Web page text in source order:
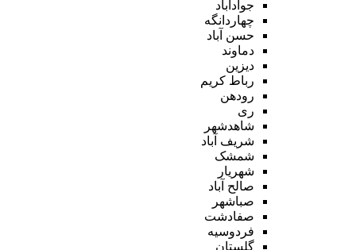
جوادآباد
چهاردانگه
حسن آباد
دماوند
دیزین
رباط کریم
رودهن
ری
شاهدشهر
شریف آباد
شمشک
شهریار
صالح آباد
صباشهر
صفادشت
فردوسیه
گلستان